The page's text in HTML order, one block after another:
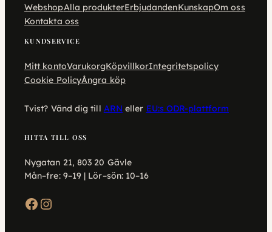
WebshopAlla produkterErbjudandenKunskapOm oss
Kontakta oss
KUNDSERVICE
Mitt kontoVarukorgKöpvillkorIntegritetspolicy
Cookie PolicyÅngra köp
Tvist? Vänd dig till ARN eller EU:s ODR-plattform
HITTA TILL OSS
Nygatan 21, 803 20 Gävle
Mån–fre: 9–19 | Lör–sön: 10–16
Facebook Instagram